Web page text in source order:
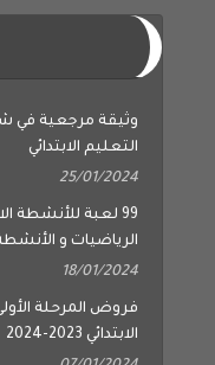
وثيقة مرجعية في
التعليم الابتدائي
25/01/2024
99 لعبة للأنشطة
الرياضيات و
18/01/2024
فروض المرحلة
الابتدائي 2023-2024